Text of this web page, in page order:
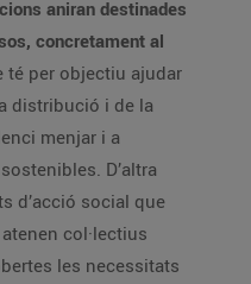
aniran destinades
concretament al
té per objectiu ajudar
distribució i de la
menjar i a
D’altra
d’acció social que
col·lectius
les necessitats